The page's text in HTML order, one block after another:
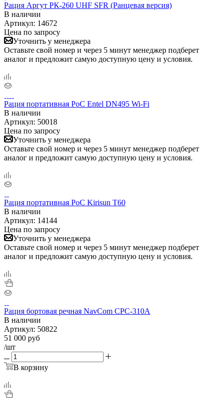
Рация Аргут РК-260 UHF SFR (Ранцевая версия)
В наличии
Артикул: 14672
Цена по запросу
Уточнить у менеджера
Оставьте свой номер и через 5 минут менеджер подберет
аналог и предложит самую доступную цену и условия.
Рация портативная PoC Entel DN495 Wi-Fi
В наличии
Артикул: 50018
Цена по запросу
Уточнить у менеджера
Оставьте свой номер и через 5 минут менеджер подберет
аналог и предложит самую доступную цену и условия.
Рация портативная PoC Kirisun T60
В наличии
Артикул: 14144
Цена по запросу
Уточнить у менеджера
Оставьте свой номер и через 5 минут менеджер подберет
аналог и предложит самую доступную цену и условия.
Рация бортовая речная NavCom CPC-310A
В наличии
Артикул: 50822
51 000 руб
/шт
В корзину